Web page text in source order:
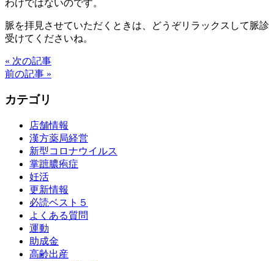
わけではないのです。
脈を拝見させていただくときは、どうぞリラックスして脈診
受けてくださいね。
« 次の記事
前の記事 »
カテゴリ
店舗情報
漢方薬局経営
新型コロナウイルス
掌蹠膿疱症
妊活
更新情報
必読ベスト５
よくある質問
運動
助成金
高齢出産